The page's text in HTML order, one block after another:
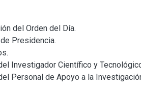
del Orden del Día.
Presidencia.
Investigador Científico y
Personal de Apoyo a la